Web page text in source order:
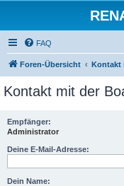
FAQ
Foren-Übersicht Kontakt
Kontakt mit der
Empfänger:
Administrator
Deine E-Mail-Adresse:
Dein Name: